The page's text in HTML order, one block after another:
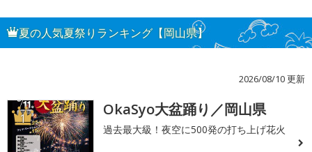
夏の人気夏祭りランキング【岡山県】
2026/08/10 更新
1 OkaSyo大盆踊り／岡山県
過去最大級！夜空に500発の打ち上げ花火